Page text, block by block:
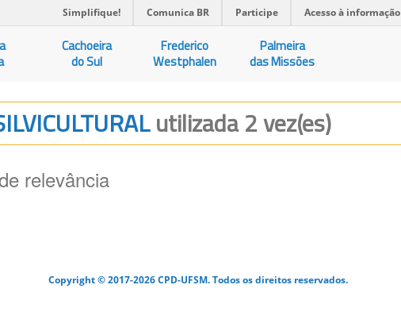
Simplifique! Comunica BR Participe Acesso à informação
Cachoeira
do Sul
Frederico
Westphalen
Palmeira
das Missões
utilizada 2 vez(es)
relevância
Copyright © 2017-2026 CPD-UFSM. Todos os direitos reservados.